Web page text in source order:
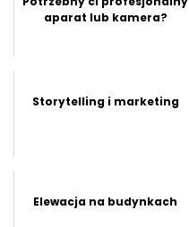
aparat lub kamera?
Storytelling i marketing
Elewacja na budynkach